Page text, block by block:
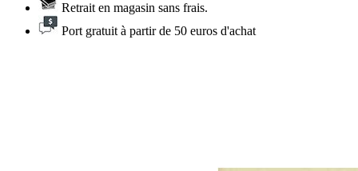
Retrait en magasin sans frais.
Port gratuit à partir de 50 euros d'achat